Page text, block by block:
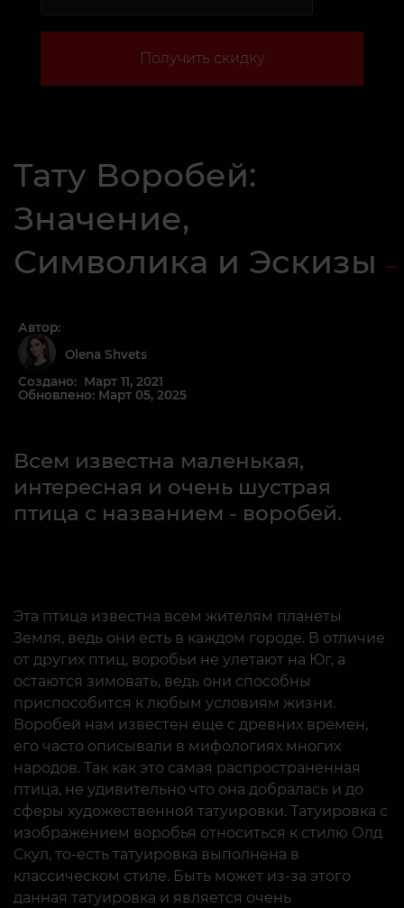
Получить скидку
Тату Воробей:
Значение,
Символика и Эскизы
Автор:
Olena Shvets
Создано: Март 11, 2021
Обновлено: Март 05, 2025
Всем известна маленькая,
интересная и очень шустрая
птица с названием - воробей.
Эта птица известна всем жителям планеты
Земля, ведь они есть в каждом городе. В отличие
от других птиц, воробьи не улетают на Юг, а
остаются зимовать, ведь они способны
приспособится к любым условиям жизни.
Воробей нам известен еще с древних времен,
его часто описывали в мифологиях многих
народов. Так как это самая распространенная
птица, не удивительно что она добралась и до
сферы художественной татуировки. Татуировка с
изображением воробья относиться к стилю Олд
Скул, то-есть татуировка выполнена в
классическом стиле. Быть может из-за этого
данная татуировка и является очень